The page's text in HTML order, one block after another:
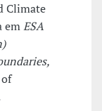
Climate
emESA